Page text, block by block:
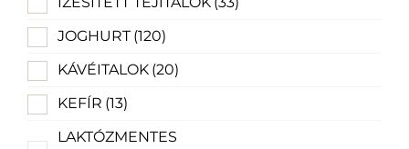
JOGHURT (120)
KÁVÉITALOK (20)
KEFÍR (13)
LAKTÓZMENTES